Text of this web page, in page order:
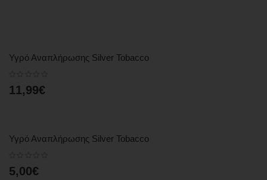
Υγρό Αναπλήρωσης Silver Tobacco
11,99€
Υγρό Αναπλήρωσης Silver Tobacco
5,00€